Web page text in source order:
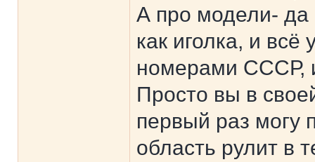
А про модели- да
как иголка, и
номерами СССР,
Просто вы в
первый раз могу
область рулит в